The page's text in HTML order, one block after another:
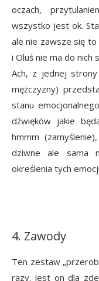
oczach,
wszystko jest ok.
ale nie zawsze się to
i Oluś nie ma do
Ach, z jednej
mężczyzny)
stanu
dźwięków jakie
hmmm
dziwne ale sama
określenia tych
4. Zawody
Ten zestaw
razy. Jest on dla